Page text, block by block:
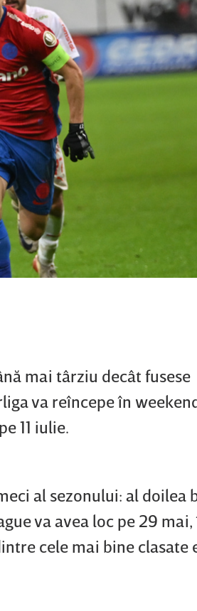
mai târziu decât fusese
va reîncepe în
11 iulie.
al sezonului: al doilea
va avea loc pe 29
cele mai bine clasate